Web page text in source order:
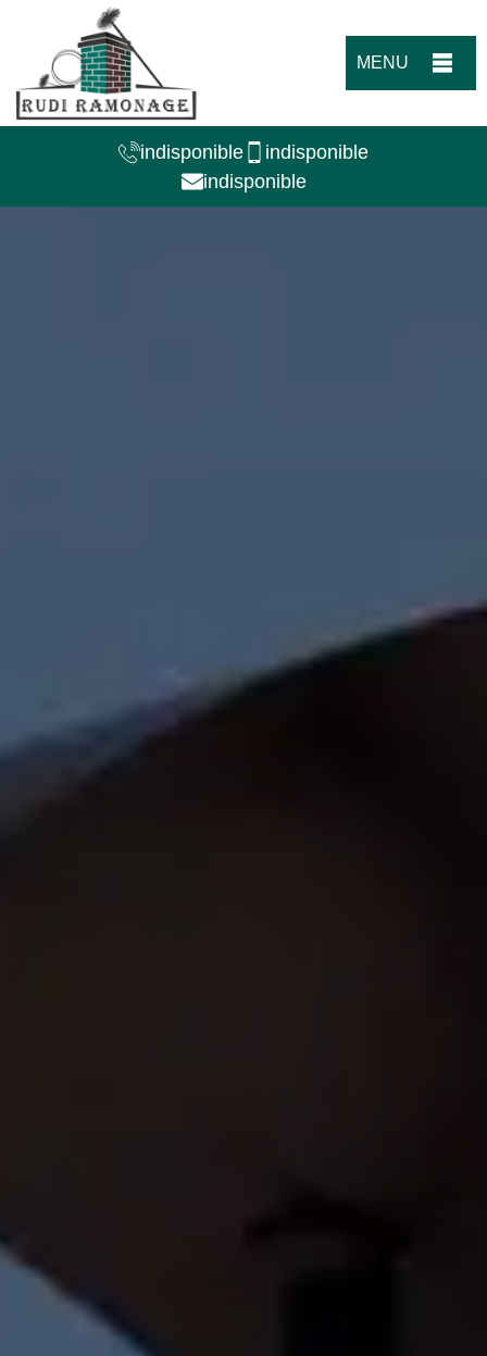
MENU
indisponible
indisponible
indisponible